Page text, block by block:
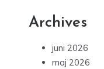
Archives
juni 2026
maj 2026